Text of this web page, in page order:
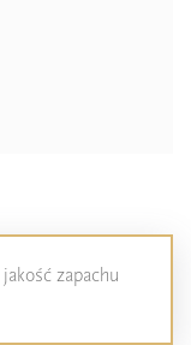
zapachu